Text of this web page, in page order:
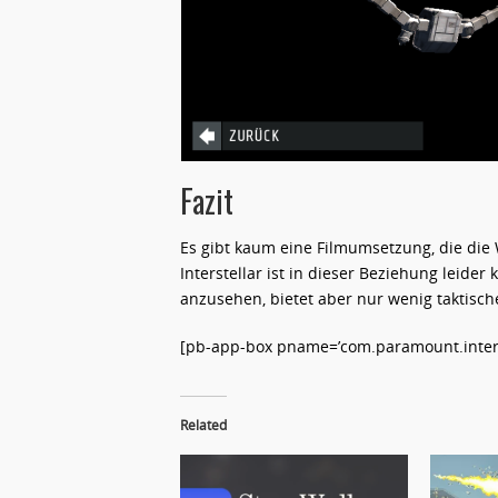
Fazit
Es gibt kaum eine Filmumsetzung, die
Interstellar ist in dieser Beziehung leider
anzusehen, bietet aber nur wenig
[pb-app-box
Related